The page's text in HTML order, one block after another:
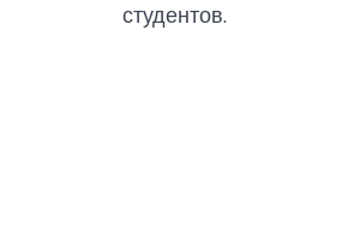
студентов.